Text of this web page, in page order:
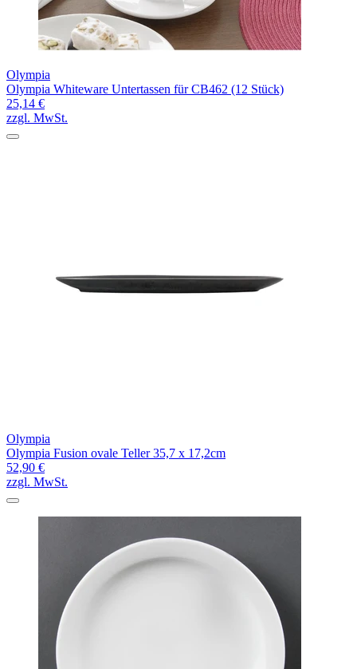
Olympia
Olympia Whiteware Untertassen für CB462 (12 Stück)
25,14 €
zzgl. MwSt.
Olympia
Olympia Fusion ovale Teller 35,7 x 17,2cm
52,90 €
zzgl. MwSt.